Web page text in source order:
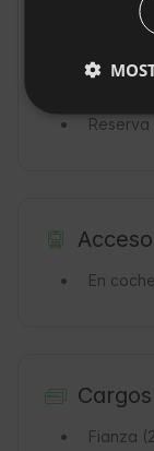
Pueblo
Reserva
En coche
Fianza